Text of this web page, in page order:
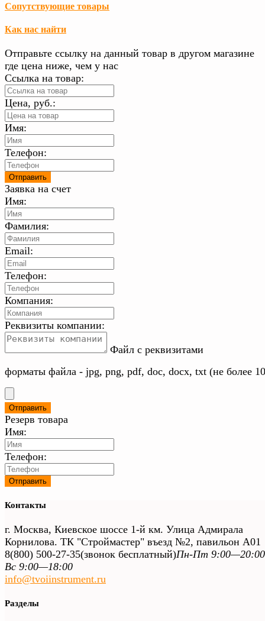
Сопутствующие товары
Как нас найти
Отправьте ссылку на данный товар в другом магазине
где цена ниже, чем у нас
Ссылка на товар:
Цена, руб.:
Имя:
Телефон:
Заявка на счет
Имя:
Фамилия:
Email:
Телефон:
Компания:
Реквизиты компании:
Файл с реквизитами
форматы файла - jpg, png, pdf, doc, docx, txt (не более
Резерв товара
Имя:
Телефон:
Контакты
г. Москва, Киевское шоссе 1-й км. Улица Адмирала
Корнилова. ТК "Строймастер" въезд №2, павильон А01
8(800) 500-27-35(звонок бесплатный)Пн-Пт
Вс 9:00—18:00
info@tvoiinstrument.ru
Разделы